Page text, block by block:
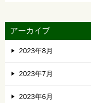
アーカイブ
2023年8月
2023年7月
2023年6月